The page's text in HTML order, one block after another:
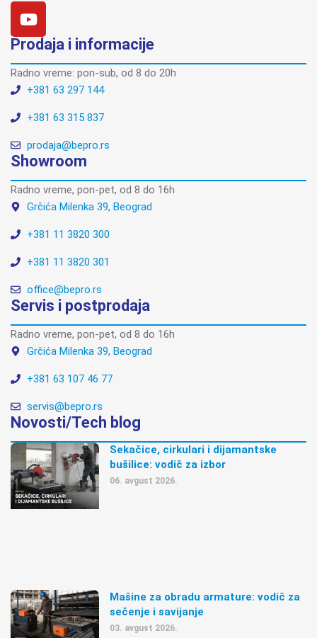
Prodaja i informacije
Radno vreme: pon-sub, od 8 do 20h
+381 63 297 144
+381 63 315 837
prodaja@bepro.rs
Showroom
Radno vreme, pon-pet, od 8 do 16h
Grčića Milenka 39, Beograd
+381 11 3820 300
+381 11 3820 301
office@bepro.rs
Servis i postprodaja
Radno vreme, pon-pet, od 8 do 16h
Grčića Milenka 39, Beograd
+381 63 107 46 77
servis@bepro.rs
Novosti/Tech blog
Sekačice, cirkulari i dijamantske
bušilice: vodič za izbor
06. avgust 2026.
Mašine za obradu armature: vodič za
sečenje i savijanje
03. avgust 2026.